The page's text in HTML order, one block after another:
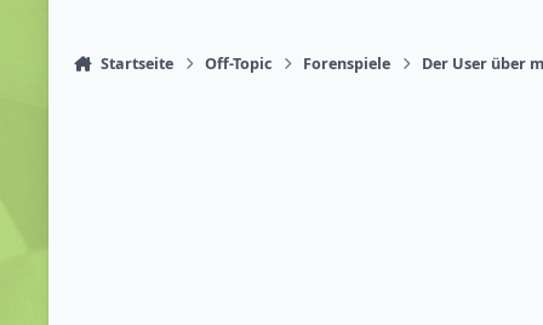
Startseite Off-Topic Forenspiele Der User über